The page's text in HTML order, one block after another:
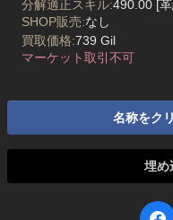
分解適正スキル:490.00 [
SHOP販売:なし
買取価格:739 Gil
マーケット取引不可
名称をク
埋め